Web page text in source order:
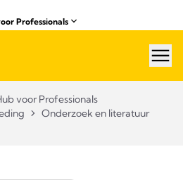
Professionals​
voor Professionals​
Onderzoek en literatuur